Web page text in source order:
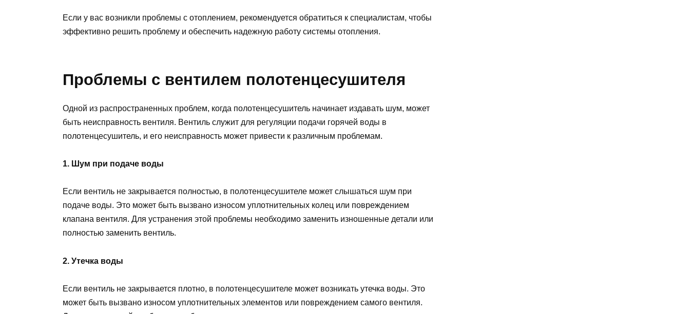
Если у вас возникли проблемы с отоплением, рекомендуется обратиться к специалистам, чтобы
эффективно решить проблему и обеспечить надежную работу системы отопления.
Проблемы с вентилем полотенцесушителя
Одной из распространенных проблем, когда полотенцесушитель начинает издавать шум, может
быть неисправность вентиля. Вентиль служит для регуляции подачи горячей воды в
полотенцесушитель, и его неисправность может привести к различным проблемам.
1. Шум при подаче воды
Если вентиль не закрывается полностью, в полотенцесушителе может слышаться шум при
подаче воды. Это может быть вызвано износом уплотнительных колец или повреждением
клапана вентиля. Для устранения этой проблемы необходимо заменить изношенные детали или
полностью заменить вентиль.
2. Утечка воды
Если вентиль не закрывается плотно, в полотенцесушителе может возникать утечка воды. Это
может быть вызвано износом уплотнительных элементов или повреждением самого вентиля.